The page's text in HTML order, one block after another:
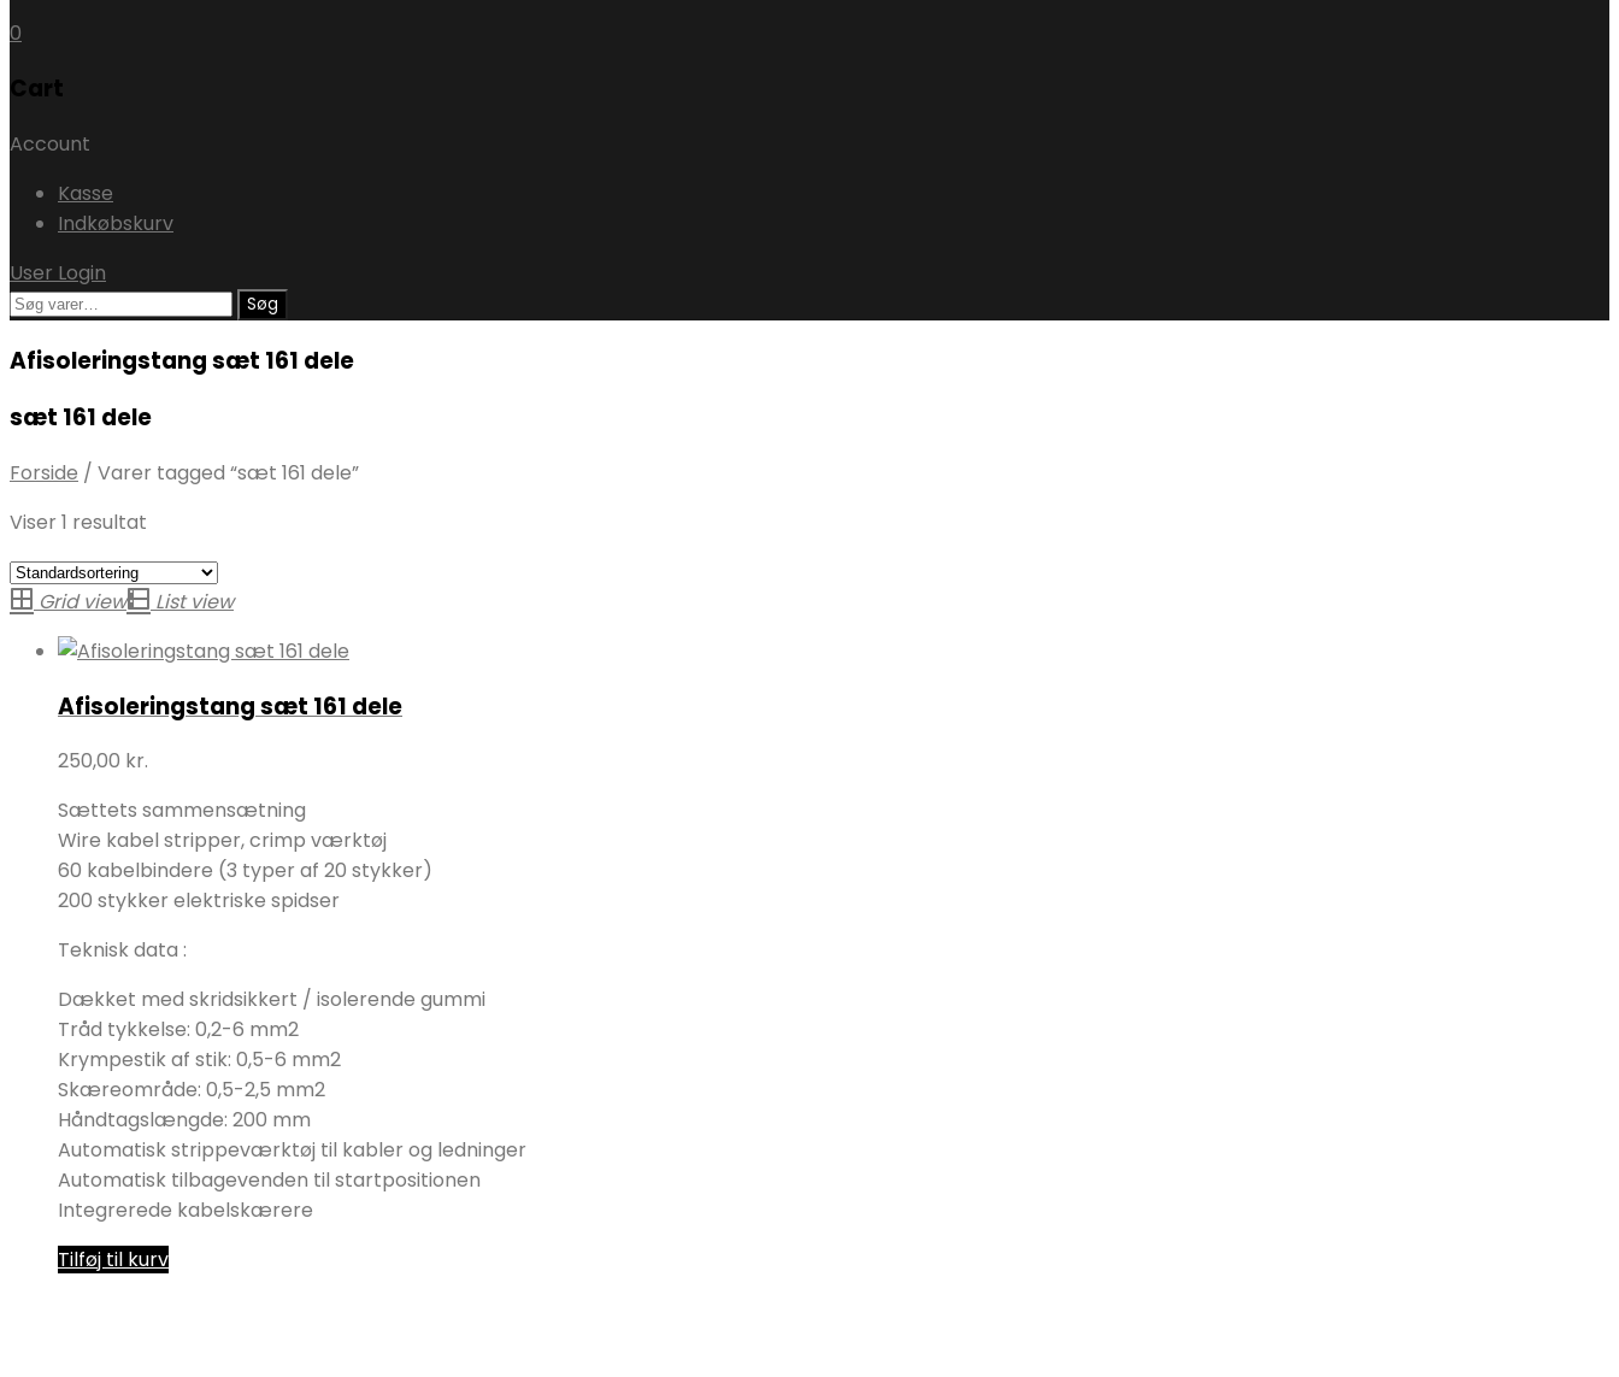
0
Cart
Account
Kasse
Indkøbskurv
User Login
Søg
Søg
Afisoleringstang sæt 161 dele
sæt 161 dele
Forside / Varer tagged “sæt 161 dele”
Viser 1 resultat
Grid view List view
Afisoleringstang sæt 161 dele
250,00 kr.
Sættets sammensætning
Wire kabel stripper, crimp værktøj
60 kabelbindere (3 typer af 20 stykker)
200 stykker elektriske spidser
Teknisk data :
Dækket med skridsikkert / isolerende gummi
Tråd tykkelse: 0,2-6 mm2
Krympestik af stik: 0,5-6 mm2
Skæreområde: 0,5-2,5 mm2
Håndtagslængde: 200 mm
Automatisk strippeværktøj til kabler og ledninger
Automatisk tilbagevenden til startpositionen
Integrerede kabelskærere
Tilføj til kurv